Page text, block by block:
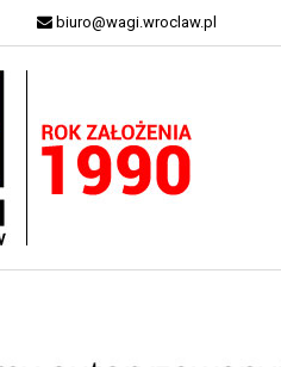
biuro@wagi.wroclaw.pl